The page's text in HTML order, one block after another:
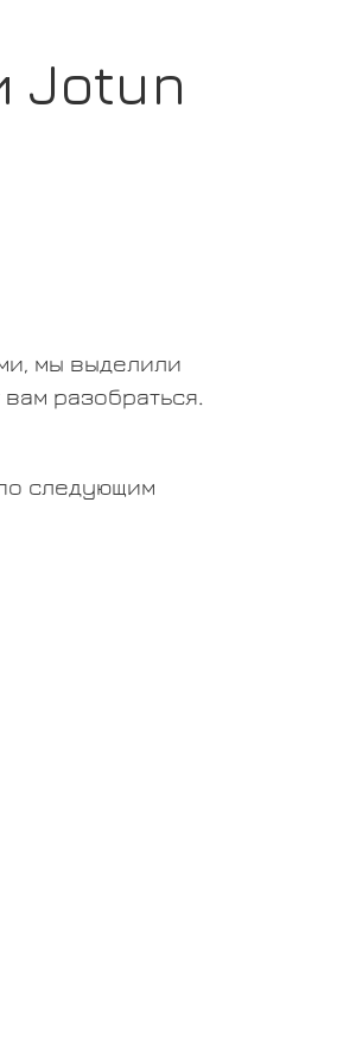
Jotun
мы выделили
разобраться.
следующим